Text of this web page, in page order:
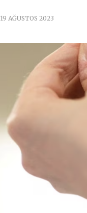
19 AĞUSTOS 2023